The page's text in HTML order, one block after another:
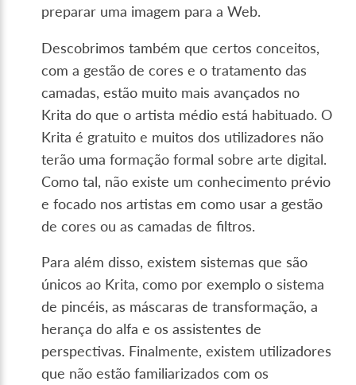
preparar uma imagem para a Web.
Descobrimos também que certos conceitos,
com a gestão de cores e o tratamento das
camadas, estão muito mais avançados no
Krita do que o artista médio está habituado. O
Krita é gratuito e muitos dos utilizadores não
terão uma formação formal sobre arte digital.
Como tal, não existe um conhecimento prévio
e focado nos artistas em como usar a gestão
de cores ou as camadas de filtros.
Para além disso, existem sistemas que são
únicos ao Krita, como por exemplo o sistema
de pincéis, as máscaras de transformação, a
herança do alfa e os assistentes de
perspectivas. Finalmente, existem utilizadores
que não estão familiarizados com os